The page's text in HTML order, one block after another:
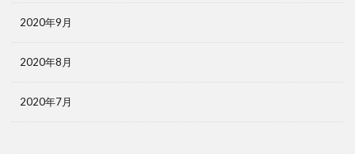
2020年9月
2020年8月
2020年7月